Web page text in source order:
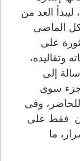
ليبدأ العد من
كل الماضى
على
وتقاليده،
إلى
سوى
للحاضر، وفى
فقط على
ما